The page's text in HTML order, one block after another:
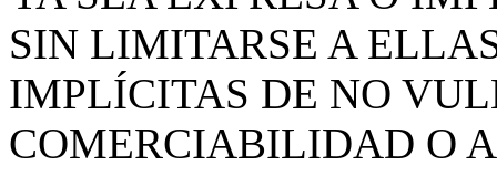
SIN LIMITARSE A
IMPLÍCITAS DE NO
COMERCIABILIDAD O